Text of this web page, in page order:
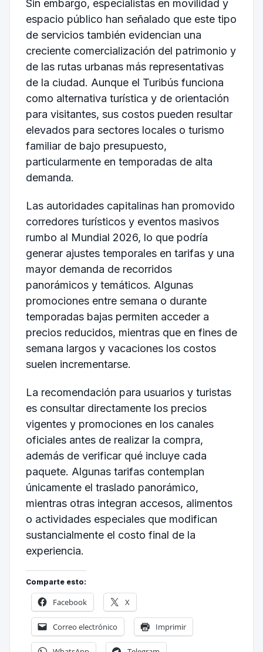
Sin embargo, especialistas en movilidad y
espacio público han señalado que este tipo
de servicios también evidencian una
creciente comercialización del patrimonio y
de las rutas urbanas más representativas
de la ciudad. Aunque el Turibús funciona
como alternativa turística y de orientación
para visitantes, sus costos pueden resultar
elevados para sectores locales o turismo
familiar de bajo presupuesto,
particularmente en temporadas de alta
demanda.
Las autoridades capitalinas han promovido
corredores turísticos y eventos masivos
rumbo al Mundial 2026, lo que podría
generar ajustes temporales en tarifas y una
mayor demanda de recorridos
panorámicos y temáticos. Algunas
promociones entre semana o durante
temporadas bajas permiten acceder a
precios reducidos, mientras que en fines de
semana largos y vacaciones los costos
suelen incrementarse.
La recomendación para usuarios y turistas
es consultar directamente los precios
vigentes y promociones en los canales
oficiales antes de realizar la compra,
además de verificar qué incluye cada
paquete. Algunas tarifas contemplan
únicamente el traslado panorámico,
mientras otras integran accesos, alimentos
o actividades especiales que modifican
sustancialmente el costo final de la
experiencia.
Comparte esto:
Facebook X
Correo electrónico Imprimir